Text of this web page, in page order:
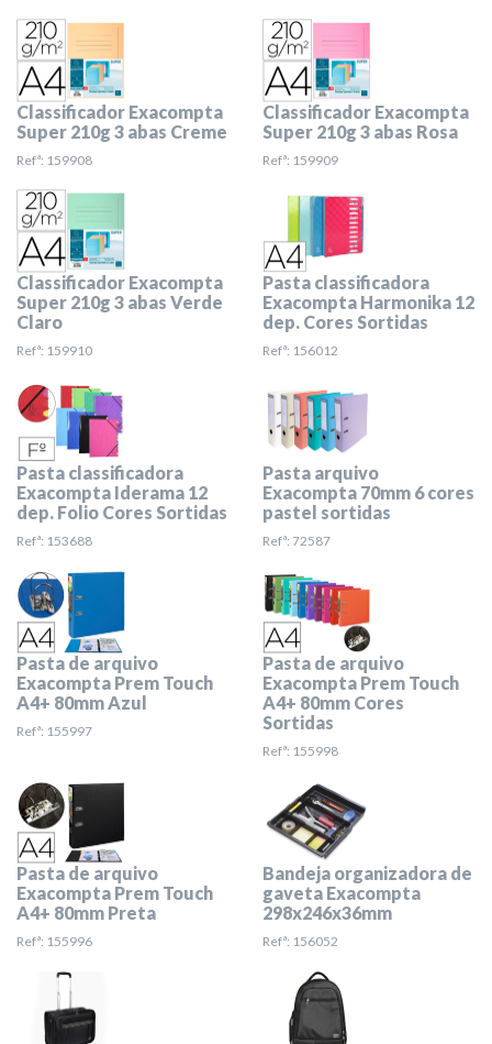
Classificador Exacompta
Super 210g 3 abas Creme
Refª: 159908
Classificador Exacompta
Super 210g 3 abas Rosa
Refª: 159909
Classificador Exacompta
Super 210g 3 abas Verde
Claro
Refª: 159910
Pasta classificadora
Exacompta Harmonika 12
dep. Cores Sortidas
Refª: 156012
Pasta classificadora
Exacompta Iderama 12
dep. Folio Cores Sortidas
Refª: 153688
Pasta arquivo
Exacompta 70mm 6 cores
pastel sortidas
Refª: 72587
Pasta de arquivo
Exacompta Prem Touch
A4+ 80mm Azul
Refª: 155997
Pasta de arquivo
Exacompta Prem Touch
A4+ 80mm Cores
Sortidas
Refª: 155998
Pasta de arquivo
Exacompta Prem Touch
A4+ 80mm Preta
Refª: 155996
Bandeja organizadora de
gaveta Exacompta
298x246x36mm
Refª: 156052